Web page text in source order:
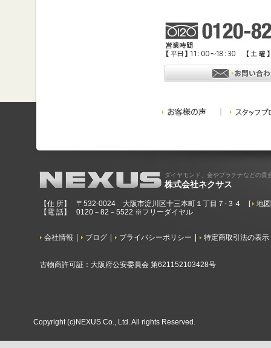
ダイヤモンド、金やプラチナなどの貴
株式会社ネクサス
【住 所】 〒532-0024 大阪市淀川区十三本町１丁目７-３４ [
地
【電 話】
0120－82－5522 ※フリーダイヤル
会社情報 ブログ プライバシーポリシー 特定商取引法の表示
古物商許可証：大阪府公安委員会 第621152103428号
Copyright (c)NEXUS Co., Ltd. All rights Reserved.